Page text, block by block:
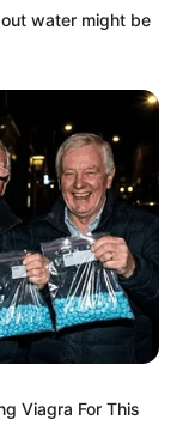
water might be
Viagra For This